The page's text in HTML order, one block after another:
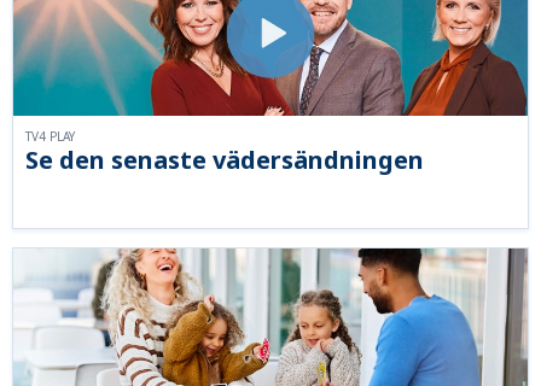
Se den senaste vädersändningen
TV4 PLAY